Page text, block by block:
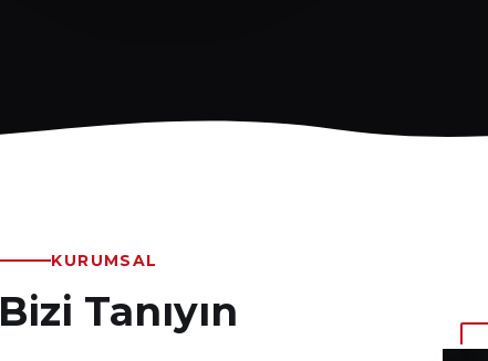
KURUMSAL
Bizi Tanıyın